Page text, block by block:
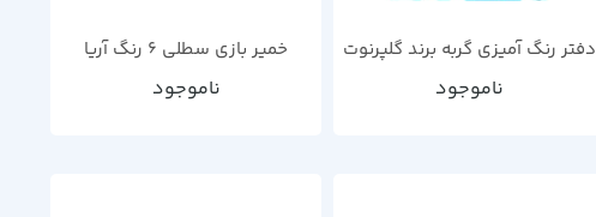
دفتر رنگ آمیزی گربه برند گلپرنوت
ناموجود
خمیر بازی سطلی 6 رنگ آریا
ناموجود